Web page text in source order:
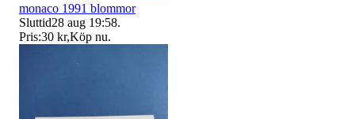
monaco 1991 blommor
Sluttid28 aug 19:58.
Pris:30 kr,Köp nu.